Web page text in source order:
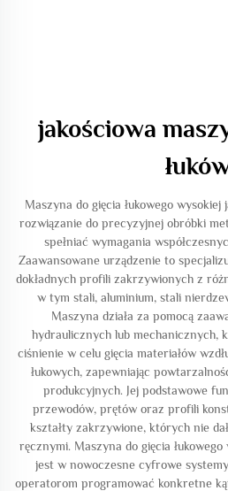
jakościowa
Maszyna do gięcia łukowego
rozwiązanie do precyzyjnej obróbki
spełniać wymagania
Zaawansowane urządzenie to
dokładnych profili zakrzywionych z
w tym stali, aluminium, stali
Maszyna działa za pomocą
hydraulicznych lub mechanicznych,
ciśnienie w celu gięcia materiałów
łukowych, zapewniając
produkcyjnych. Jej podstawowe
przewodów, prętów oraz profili
kształty zakrzywione, których nie
ręcznymi. Maszyna do gięcia
jest w nowoczesne cyfrowe
operatorom programować konkretne